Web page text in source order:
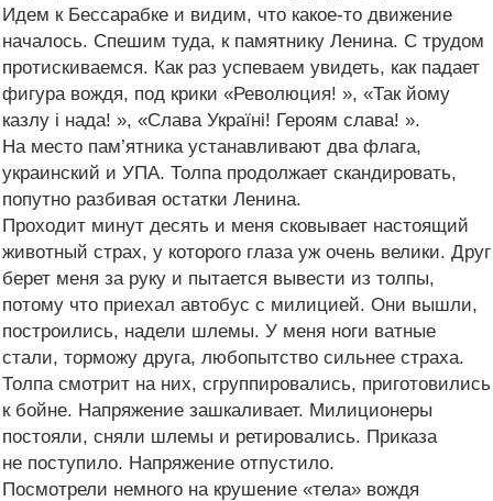
Идем к Бессарабке и видим, что какое-то движение
началось. Спешим туда, к памятнику Ленина. С трудом
протискиваемся. Как раз успеваем увидеть, как падает
фигура вождя, под крики «Революция! », «Так йому
казлу і нада! », «Слава Україні! Героям слава! ».
На место пам’ятника устанавливают два флага,
украинский и УПА. Толпа продолжает скандировать,
попутно разбивая остатки Ленина.
Проходит минут десять и меня сковывает настоящий
животный страх, у которого глаза уж очень велики. Друг
берет меня за руку и пытается вывести из толпы,
потому что приехал автобус с милицией. Они вышли,
построились, надели шлемы. У меня ноги ватные
стали, торможу друга, любопытство сильнее страха.
Толпа смотрит на них, сгруппировались, приготовились
к бойне. Напряжение зашкаливает. Милиционеры
постояли, сняли шлемы и ретировались. Приказа
не поступило. Напряжение отпустило.
Посмотрели немного на крушение «тела» вождя